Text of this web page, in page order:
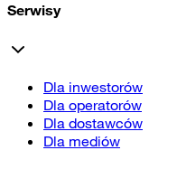
Serwisy
Dla inwestorów
Dla operatorów
Dla dostawców
Dla mediów